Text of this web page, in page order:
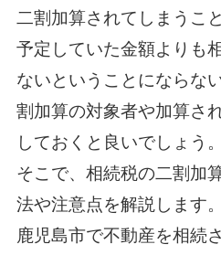
二割加算されてしまうこ
予定していた金額よりも
ないということにならな
割加算の対象者や加算さ
しておくと良いでしょう。
そこで、相続税の二割加
法や注意点を解説します。
鹿児島市で不動産を相続